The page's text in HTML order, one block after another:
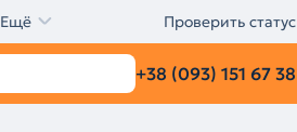
Ещё Проверить статус
+38 (093) 151 67 38